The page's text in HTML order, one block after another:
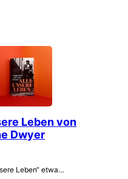
Leben von
Dwyer
Leben“ etwa…